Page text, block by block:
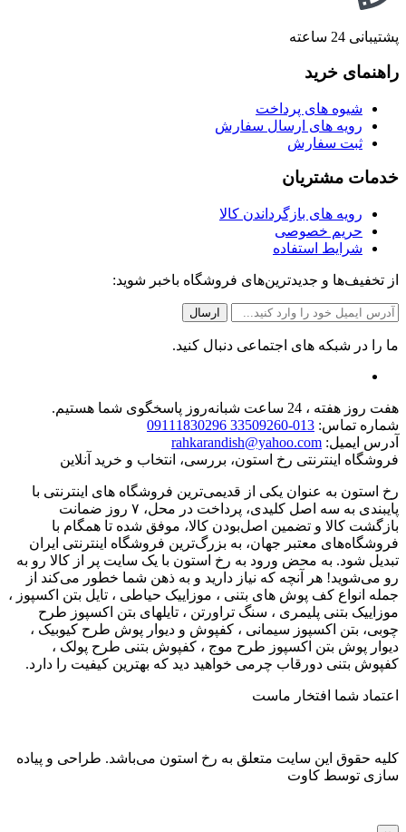
پشتیبانی 24 ساعته
راهنمای خرید
شیوه های پرداخت
رویه های ارسال سفارش
ثبت سفارش
خدمات مشتریان
رویه های بازگرداندن کالا
حریم خصوصی
شرایط استفاده
از تخفیف‌ها و جدیدترین‌های فروشگاه باخبر شوید:
ما را در شبکه های اجتماعی دنبال کنید.
هفت روز هفته ، 24 ساعت شبانه‌روز پاسخگوی شما هستیم.
شماره تماس: 013-33509260 09111830296
آدرس ایمیل: rahkarandish@yahoo.com
فروشگاه اینترنتی رخ استون، بررسی، انتخاب و خرید آنلاین
رخ استون به عنوان یکی از قدیمی‌ترین فروشگاه های اینترنتی با
پایبندی به سه اصل کلیدی، پرداخت در محل، ۷ روز ضمانت
بازگشت کالا و تضمین اصل‌بودن کالا، موفق شده تا همگام با
فروشگاه‌های معتبر جهان، به بزرگ‌ترین فروشگاه اینترنتی ایران
تبدیل شود. به محض ورود به رخ استون با یک سایت پر از کالا رو به
رو می‌شوید! هر آنچه که نیاز دارید و به ذهن شما خطور می‌کند از
جمله انواع کف پوش های بتنی ، موزاییک حیاطی ، تایل بتن اکسپوز ،
موزاییک بتنی پلیمری ، سنگ تراورتن ، تایلهای بتن اکسپوز طرح
چوبی، بتن اکسپوز سیمانی ، کفپوش و دیوار پوش طرح کیوبیک ،
دیوار پوش بتن اکسپوز طرح موج ، کفپوش بتنی طرح پولک ،
کفپوش بتنی دورقاب چرمی خواهید دید که بهترین کیفیت را دارد.
اعتماد شما افتخار ماست
کلیه حقوق این سایت متعلق به رخ استون می‌باشد. طراحی و پیاده
سازی توسط کاوت